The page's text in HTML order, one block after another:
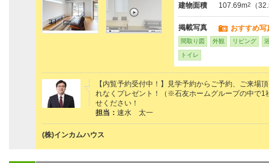
建物面積 107.69m2 （
掲載写真 おすすめ写
間取り図 外観 リビング
トイレ
【内覧予約受付中！】見学予約からご予約、ご来場
れなくプレゼント！（※石友ホームグループの中で1
せください！
担当： 速水 太一
(株)インカムハウス